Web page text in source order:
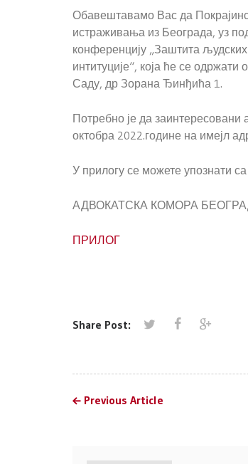
Обавештавамо Вас да
истраживања из Београда, уз
конференцију „Заштита
интитуције“, која ће се
Саду, др Зорана Ђинђића 1.
Потребно је да
октобра 2022.године на имејл
У прилогу се можете упознати
АДВОКАТСКА КОМОРА
ПРИЛОГ
Share Post:
Previous Article